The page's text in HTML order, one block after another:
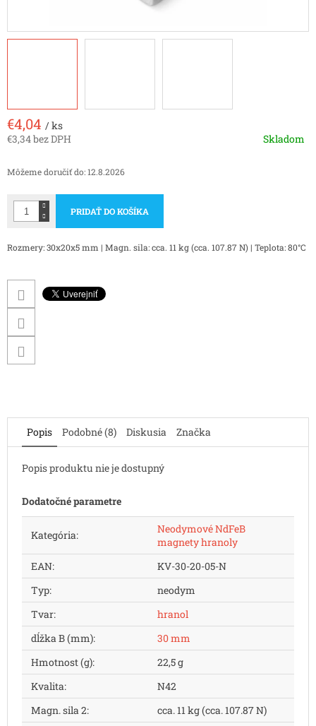
€4,04 / ks
€3,34 bez DPH
cena:
Skladom
Môžeme doručiť do:12.8.2026
PRIDAŤ DO KOŠÍKA
Rozmery: 30x20x5 mm | Magn. sila: cca. 11 kg (cca. 107.87 N) | Teplota: 80°C
Popis Podobné (8) Diskusia Značka
Popis produktu nie je dostupný
Dodatočné parametre
Kategória:
Neodymové NdFeB
magnety hranoly
EAN:
KV-30-20-05-N
Typ:
neodym
Tvar:
hranol
dĺžka B (mm):
30 mm
Hmotnost (g):
22,5 g
Kvalita:
N42
Magn. sila 2:
cca. 11 kg (cca. 107.87 N)